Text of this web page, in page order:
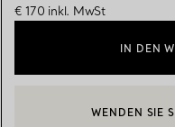
€ 170 inkl. MwSt
IN DEN
EINEN
WENDEN SIE